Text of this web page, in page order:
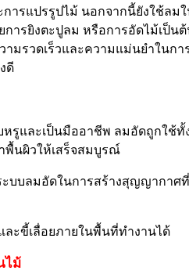
รแปรรูปไม้ นอกจากนี้ยังใช้ลม
รยิงตะปูลม หรือการอัดไม้เป็น
มรวดเร็วและความแม่นยำในกา
ดี
รูและเป็นมืออาชีพ ลมอัดถูกใช้
พื้นผิวให้เสร็จสมบูรณ์
บลมอัดในการสร้างสุญญากาศที่
ะขี้เลื่อยภายในพื้นที่ทำงานได้
ไม้